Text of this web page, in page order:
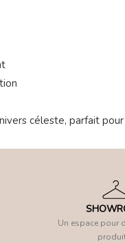
céleste, parfait
Un espace pour